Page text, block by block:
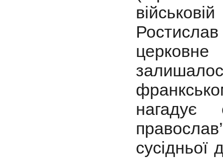
нагадує